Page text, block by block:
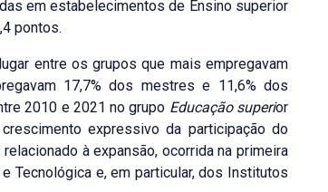
em estabelecimentos de Ensino superior
pontos.
entre os grupos que mais empregavam
17,7% dos mestres e 11,6% dos
2010 e 2021 no grupo Educação superior
expressivo da participação do
à expansão, ocorrida na primeira
Tecnológica e, em particular, dos Institutos